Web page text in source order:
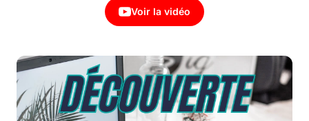
Voir la vidéo